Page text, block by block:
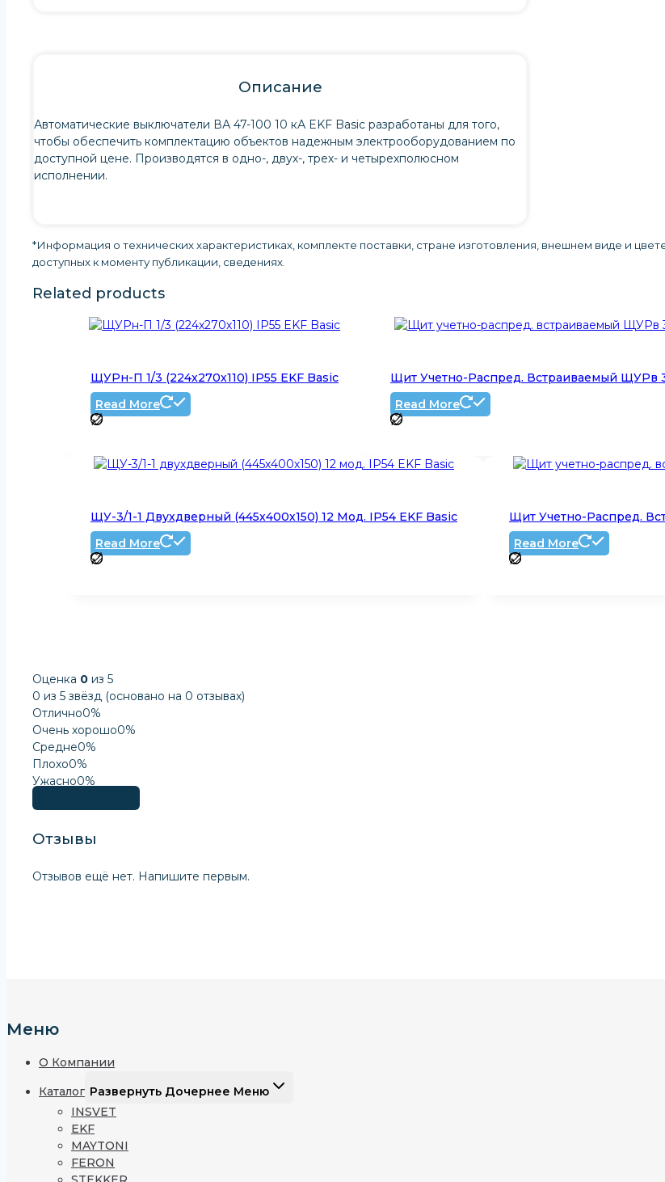
Описание
Автоматические выключатели ВА 47-100 10 кА EKF Basic разработаны для того,
чтобы обеспечить комплектацию объектов надежным электрооборудованием по
доступной цене. Производятся в одно-, двух-, трех- и четырехполюсном
исполнении.
*Информация о технических характеристиках, комплекте поставки, стране изготовления, внешнем виде и
доступных к моменту публикации, сведениях.
Related products
ЩУРн-П 1/3 (224х270х110) IP55 EKF Basic
Read More
Щит Учетно-Распред. Встраиваемый ЩУРв
Read More
ЩУ-3/1-1 Двухдверный (445х400х150) 12 Мод. IP54 EKF Basic
Read More
Щит Учетно-Распред.
Read More
Оценка 0 из 5
0 из 5 звёзд (основано на 0 отзывах)
Отлично0%
Очень хорошо0%
Средне0%
Плохо0%
Ужасно0%
Отзывы
Отзывов ещё нет. Напишите первым.
Меню
О Компании
Каталог Развернуть Дочернее Меню
INSVET
EKF
MAYTONI
FERON